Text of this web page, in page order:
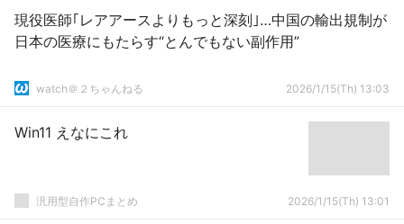
現役医師｢レアアースよりもっと深刻｣…中国の輸出規制が
日本の医療にもたらす“とんでもない副作用”
watch＠２ちゃんねる 2026/1/15(Th) 13:03
Win11 えなにこれ
汎用型自作PCまとめ 2026/1/15(Th) 13:01